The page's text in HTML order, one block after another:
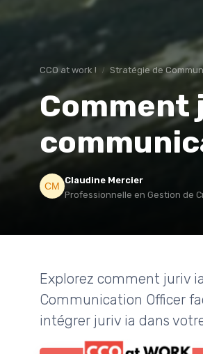
CCO at work ! Stratégie de
Comment
Claudine Mercier
Professionnelle en Gestion de
Explorez comment juriv
Communication Officer
intégrer juriv ia dans